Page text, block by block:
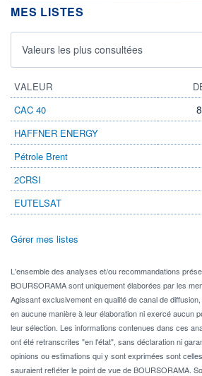
MES LISTES
Valeurs les plus consultées
VALEUR
CAC 40
HAFFNER ENERGY
Pétrole Brent
2CRSI
EUTELSAT
Gérer mes listes
L'ensemble des analyses et/ou recommandations
BOURSORAMA sont uniquement élaborées par les
Agissant exclusivement en qualité de canal de
en aucune manière à leur élaboration ni exercé aucun
leur sélection. Les informations contenues dans ces
ont été retranscrites "en l'état", sans déclaration ni
opinions ou estimations qui y sont exprimées sont
sauraient refléter le point de vue de BOURSORAMA.